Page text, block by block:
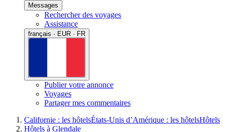
Messages
Rechercher des voyages
Assistance
français · EUR · FR
Publier votre annonce
Voyages
Partager mes commentaires
Californie : les hôtelsÉtats-Unis d’Amérique : les hôtelsHôtels
Hôtels à Glendale